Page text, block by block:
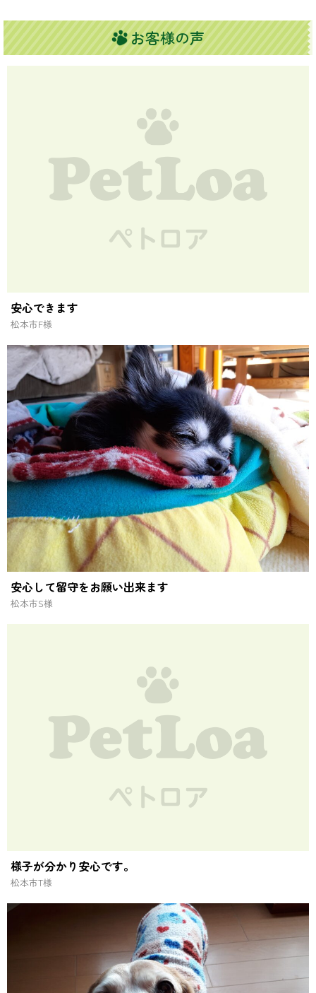
お客様の声
安心できます
松本市F様
安心して留守をお願い出来ます
松本市S様
様子が分かり安心です。
松本市T様